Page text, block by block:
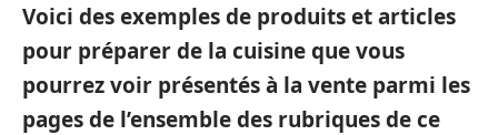
Voici des exemples de produits et articles
pour préparer de la cuisine que vous
pourrez voir présentés à la vente parmi les
pages de l’ensemble des rubriques de ce